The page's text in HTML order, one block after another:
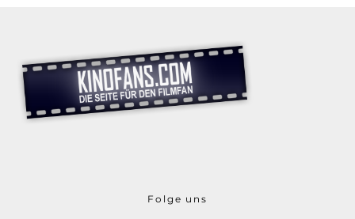
Folge uns